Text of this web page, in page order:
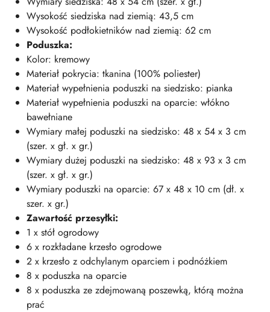
Wysokość siedziska nad ziemią: 43,5 cm
Wysokość podłokietników nad ziemią: 62 cm
Poduszka:
Kolor: kremowy
Materiał pokrycia: tkanina (100% poliester)
Materiał wypełnienia poduszki na siedzisko: pianka
Materiał wypełnienia poduszki na oparcie: włókno
bawełniane
Wymiary małej poduszki na siedzisko: 48 x 54 x 3 cm
(szer. x gł. x gr.)
Wymiary dużej poduszki na siedzisko: 48 x 93 x 3 cm
(szer. x gł. x gr.)
Wymiary poduszki na oparcie: 67 x 48 x 10 cm (dł. x
szer. x gr.)
Zawartość przesyłki:
1 x stół ogrodowy
6 x rozkładane krzesło ogrodowe
2 x krzesło z odchylanym oparciem i podnóżkiem
8 x poduszka na oparcie
8 x poduszka ze zdejmowaną poszewką, którą można
prać